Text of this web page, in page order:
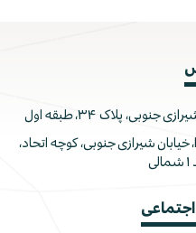
پلاک ۳۴، طبقه اول
خیابان شیرازی جنوبی، کوچه اتحاد،